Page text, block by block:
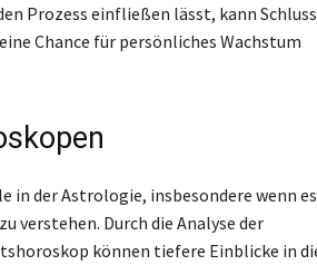
Prozess einfließen lässt, kann Schluss
Chance für persönliches Wachstum
in der Astrologie, insbesondere wenn es
verstehen. Durch die Analyse der
können tiefere Einblicke in